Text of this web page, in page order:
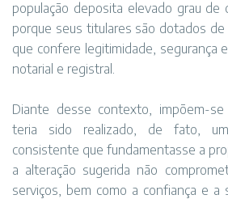
população deposita elevado grau de
porque seus titulares são dotados
que confere legitimidade, segurança
notarial e registral.
Diante desse contexto, impõem-se
teria sido realizado, de fato,
consistente que fundamentasse a
a alteração sugerida não
serviços, bem como a confiança e a